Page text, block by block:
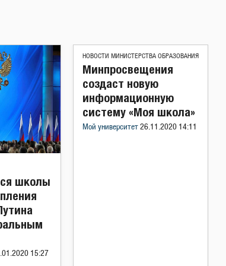
школы
15:27
НОВОСТИ МИНИСТЕРСТВА ОБРАЗОВАНИЯ
Минпросвещения
создаст новую
информационную
систему «Моя школа»
Мой университет 26.11.2020 14:11